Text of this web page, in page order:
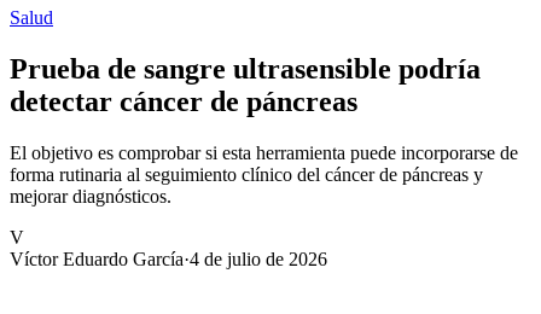
Salud
Prueba de sangre ultrasensible podría
detectar cáncer de páncreas
El objetivo es comprobar si esta herramienta puede incorporarse de
forma rutinaria al seguimiento clínico del cáncer de páncreas y
mejorar diagnósticos.
V
Víctor Eduardo García·4 de julio de 2026